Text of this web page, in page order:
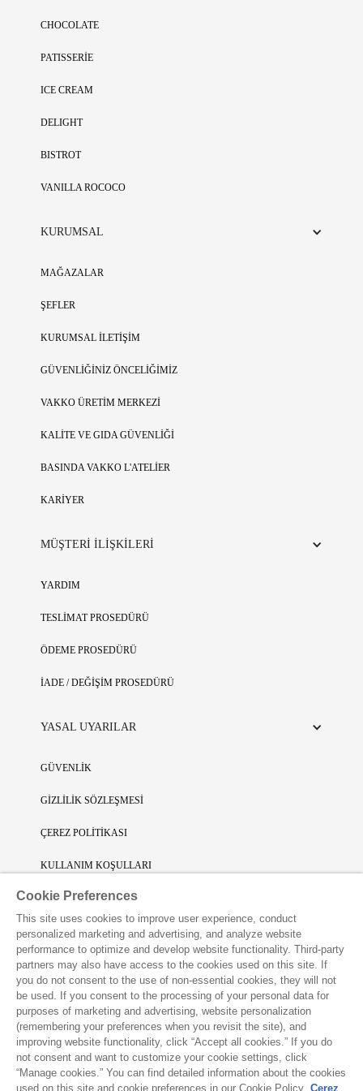
CHOCOLATE
PATISSERİE
ICE CREAM
DELIGHT
BISTROT
VANILLA ROCOCO
KURUMSAL
MAĞAZALAR
ŞEFLER
KURUMSAL İLETİŞİM
GÜVENLİĞİNİZ ÖNCELİĞİMİZ
VAKKO ÜRETİM MERKEZİ
KALİTE VE GIDA GÜVENLİĞİ
BASINDA VAKKO L'ATELİER
KARİYER
MÜŞTERİ İLİŞKİLERİ
YARDIM
TESLİMAT PROSEDÜRÜ
ÖDEME PROSEDÜRÜ
İADE / DEĞİŞİM PROSEDÜRÜ
YASAL UYARILAR
GÜVENLİK
GİZLİLİK SÖZLEŞMESİ
ÇEREZ POLİTİKASI
KULLANIM KOŞULLARI
SINIRLI SORUMLULUK
FİKRİ SİNAİ MÜLKİYET
VAKKO L'ATELIER UYGULAMASINI İNDİRİN
Cookie Preferences
This site uses cookies to improve user experience, conduct
personalized marketing and advertising, and analyze website
performance to optimize and develop website functionality. Third-party
partners may also have access to the cookies used on this site. If
you do not consent to the use of non-essential cookies, they will not
be used. If you consent to the processing of your personal data for
purposes of marketing and advertising, website personalization
(remembering your preferences when you revisit the site), and
improving website functionality, click “Accept all cookies.” If you do
not consent and want to customize your cookie settings, click
“Manage cookies.” You can find detailed information about the cookies
used on this site and cookie preferences in our Cookie Policy. Çerez